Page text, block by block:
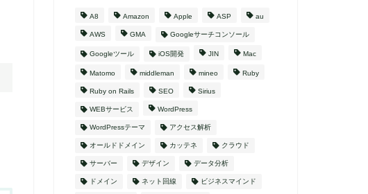
A8 Amazon Apple ASP au
AWS GMA Googleサーチコンソール
Googleツール iOS開発 JIN Mac
Matomo middleman mineo Ruby
Ruby on Rails SEO Sirius
WEBサービス WordPress
WordPressテーマ アクセス解析
オールドドメイン カッテネ クラウド
サーバー デザイン データ分析
ドメイン ネット回線 ビジネスマインド